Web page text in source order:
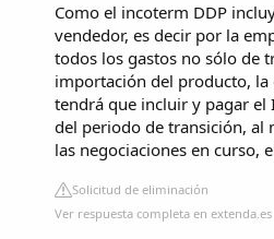
Como el incoterm DDP
vendedor, es decir por la
todos los gastos no sólo de
importación del producto, la
tendrá que incluir y pagar el
del periodo de transición, al
las negociaciones en curso,
Solicitud de eliminación
Ver respuesta completa en extenda.es